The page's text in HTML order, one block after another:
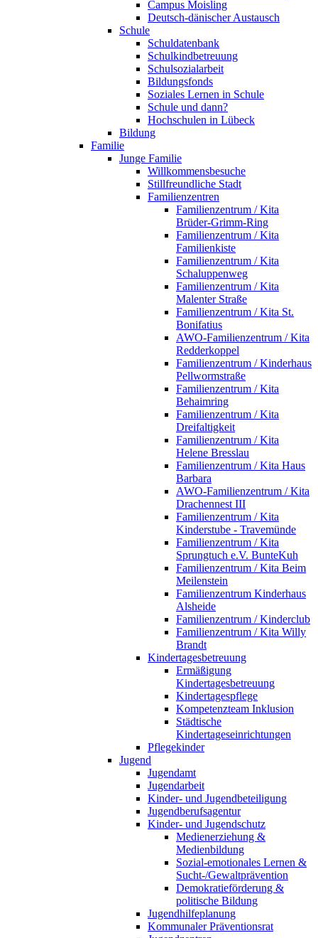
Campus Moisling
Deutsch-dänischer Austausch
Schule
Schuldatenbank
Schulkindbetreuung
Schulsozialarbeit
Bildungsfonds
Soziales Lernen in Schule
Schule und dann?
Hochschulen in Lübeck
Bildung
Familie
Junge Familie
Willkommensbesuche
Stillfreundliche Stadt
Familienzentren
Familienzentrum / Kita
Brüder-Grimm-Ring
Familienzentrum / Kita
Familienkiste
Familienzentrum / Kita
Schaluppenweg
Familienzentrum / Kita
Malenter Straße
Familienzentrum / Kita St.
Bonifatius
AWO-Familienzentrum / Kita
Redderkoppel
Familienzentrum / Kinderhaus
Pellwormstraße
Familienzentrum / Kita
Behaimring
Familienzentrum / Kita
Dreifaltigkeit
Familienzentrum / Kita
Helene Bresslau
Familienzentrum / Kita Haus
Barbara
AWO-Familienzentrum / Kita
Drachennest III
Familienzentrum / Kita
Kinderstube - Travemünde
Familienzentrum / Kita
Sprungtuch e.V. BunteKuh
Familienzentrum / Kita Beim
Meilenstein
Familienzentrum Kinderhaus
Alsheide
Familienzentrum / Kinderclub
Familienzentrum / Kita Willy
Brandt
Kindertagesbetreuung
Ermäßigung
Kindertagesbetreuung
Kindertagespflege
Kompetenzteam Inklusion
Städtische
Kindertageseinrichtungen
Pflegekinder
Jugend
Jugendamt
Jugendarbeit
Kinder- und Jugendbeteiligung
Jugendberufsagentur
Kinder- und Jugendschutz
Medienerziehung &
Medienbildung
Sozial-emotionales Lernen &
Sucht-/Gewaltprävention
Demokratieförderung &
politische Bildung
Jugendhilfeplanung
Kommunaler Präventionsrat